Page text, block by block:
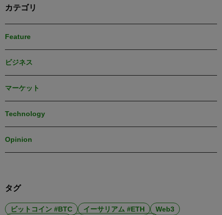
カテゴリ
Feature
ビジネス
マーケット
Technology
Opinion
タグ
ビットコイン #BTC イーサリアム #ETH
Web3